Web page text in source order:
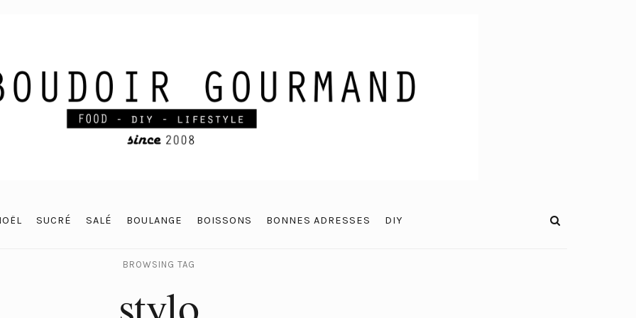
SUCRÉ SALÉ BOULANGE BOISSONS BONNES ADRESSES DIY
BROWSING TAG
stylo